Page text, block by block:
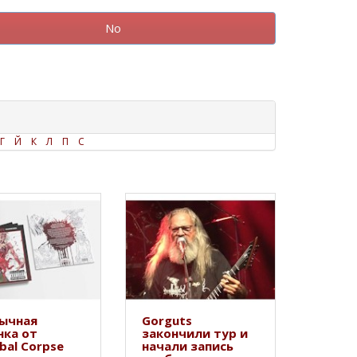
No
Г Й К Л П С
от
Corpse
Gorguts
закончили тур и
начали запись